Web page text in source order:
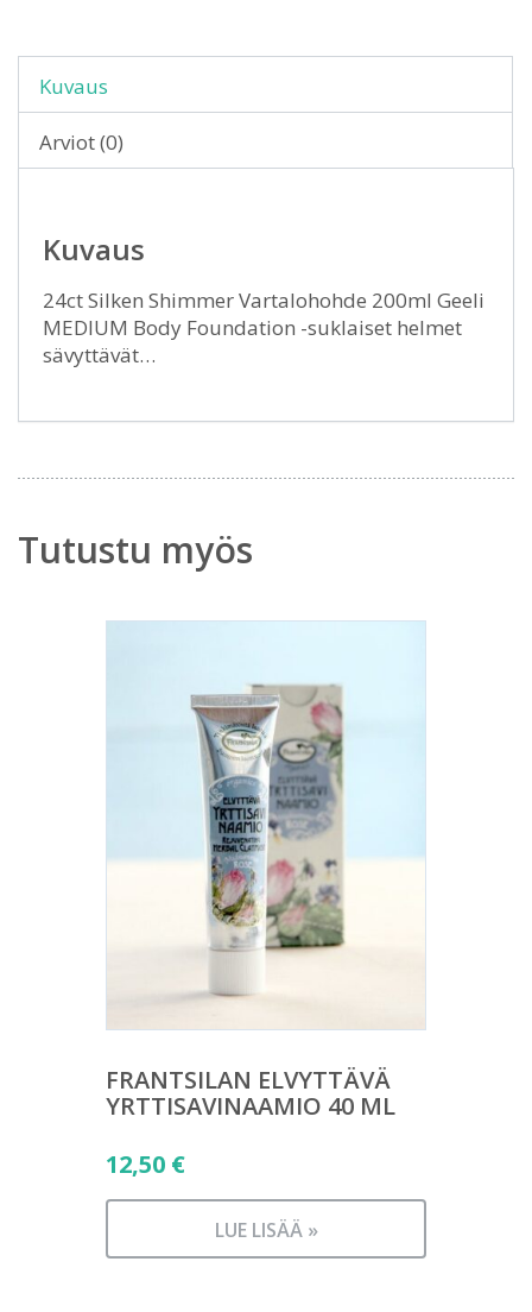
Kuvaus
Arviot (0)
Kuvaus
24ct Silken Shimmer Vartalohohde 200ml Geeli
MEDIUM Body Foundation -suklaiset helmet
sävyttävät…
Tutustu myös
FRANTSILAN ELVYTTÄVÄ
YRTTISAVINAAMIO 40 ML
12,50 €
LUE LISÄÄ »